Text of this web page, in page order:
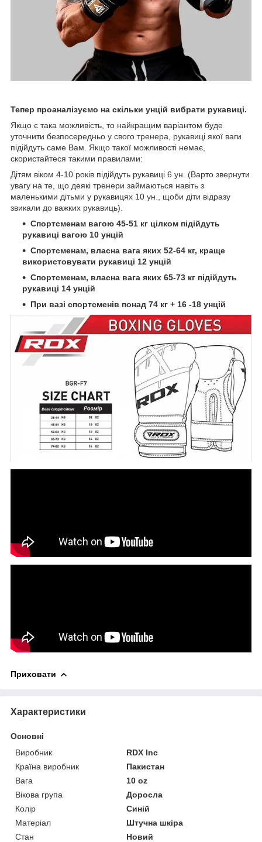
Тепер проаналізуємо на скільки унцій вибрати рукавиці.
Якщо є така можливість, то найкращим варіантом буде
уточнити безпосередньо у свого тренера, рукавиці якої ваги
підійдуть саме Вам. Якщо такої можливості немає,
скористайтеся такими правилами:
Дітям віком 4-10 років підійдуть рукавиці 6 ун. (Варто звернути
увагу на те, що деякі тренери займаються навіть з
маленькими дітьми у рукавицях 10 ун., щоби діти відразу
звикали до важких рукавиць).
Спортсменам вагою 45-51 кг цілком підійдуть
рукавиці вагою 10 унцій
Спортсменам, власна вага яких 52-64 кг, краще
використовувати рукавиці 12 унцій
Спортсменам, власна вага яких 65-73 кг підійдуть
рукавиці 14 унцій
При вазі спортсменів понад 74 кг + 16 -18 унцій
Приховати
Характеристики
Основні
Виробник
RDX Inc
Країна виробник
Пакистан
Вага
10 oz
Вікова група
Доросла
Колір
Синій
Матеріал
Штучна шкіра
Стан
Новий